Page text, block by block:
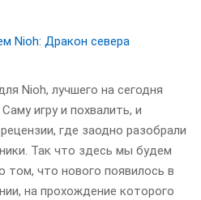
Nioh, лучшего на сегодня
игру и похвалить, и
где заодно разобрали
Так что здесь мы будем
том, что нового появилось в
на прохождение которого